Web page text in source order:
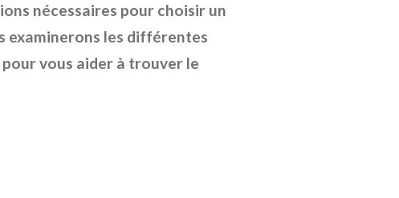
nécessaires pour choisir un
examinerons les différentes
vous aider à trouver le